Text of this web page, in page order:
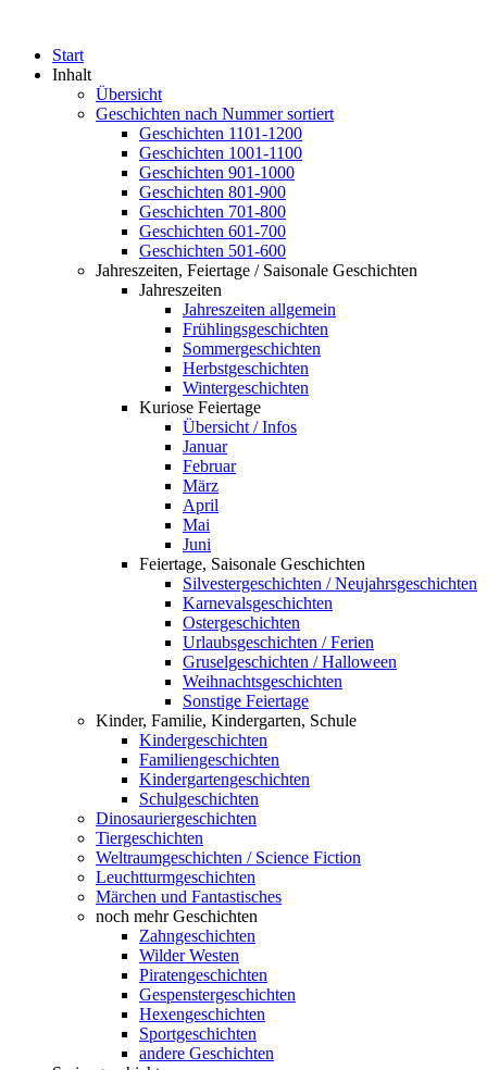
Start
Inhalt
Übersicht
Geschichten nach Nummer sortiert
Geschichten 1101-1200
Geschichten 1001-1100
Geschichten 901-1000
Geschichten 801-900
Geschichten 701-800
Geschichten 601-700
Geschichten 501-600
Jahreszeiten, Feiertage / Saisonale Geschichten
Jahreszeiten
Jahreszeiten allgemein
Frühlingsgeschichten
Sommergeschichten
Herbstgeschichten
Wintergeschichten
Kuriose Feiertage
Übersicht / Infos
Januar
Februar
März
April
Mai
Juni
Feiertage, Saisonale Geschichten
Silvestergeschichten / Neujahrsgeschichten
Karnevalsgeschichten
Ostergeschichten
Urlaubsgeschichten / Ferien
Gruselgeschichten / Halloween
Weihnachtsgeschichten
Sonstige Feiertage
Kinder, Familie, Kindergarten, Schule
Kindergeschichten
Familiengeschichten
Kindergartengeschichten
Schulgeschichten
Dinosauriergeschichten
Tiergeschichten
Weltraumgeschichten / Science Fiction
Leuchtturmgeschichten
Märchen und Fantastisches
noch mehr Geschichten
Zahngeschichten
Wilder Westen
Piratengeschichten
Gespenstergeschichten
Hexengeschichten
Sportgeschichten
andere Geschichten